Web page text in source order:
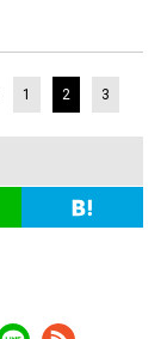
1 2 3